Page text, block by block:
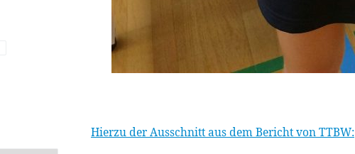
Hierzu der Ausschnitt aus dem Bericht von TTBW: